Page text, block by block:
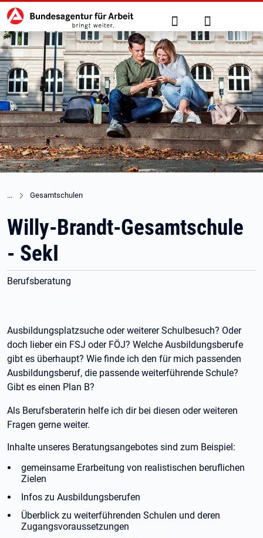
zu den Hauptinhalten springen
Hauptnavigation Suche Anmelden
Gesamtschulen
Willy-Brandt-Gesamtschule
- SekI
Berufsberatung
Ausbildungsplatzsuche oder weiterer Schulbesuch? Oder
doch lieber ein FSJ oder FÖJ? Welche Ausbildungsberufe
gibt es überhaupt? Wie finde ich den für mich passenden
Ausbildungsberuf, die passende weiterführende Schule?
Gibt es einen Plan B?
Als Berufsberaterin helfe ich dir bei diesen oder weiteren
Fragen gerne weiter.
Inhalte unseres Beratungsangebotes sind zum Beispiel:
gemeinsame Erarbeitung von realistischen beruflichen
Zielen
Infos zu Ausbildungsberufen
Überblick zu weiterführenden Schulen und deren
Zugangsvoraussetzungen